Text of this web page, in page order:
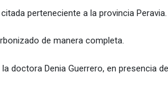
perteneciente a la provincia Peravia.
de manera completa.
doctora Denia Guerrero, en presencia